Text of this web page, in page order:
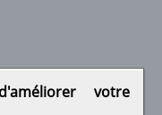
votre